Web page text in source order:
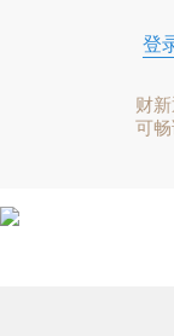
登
财
可